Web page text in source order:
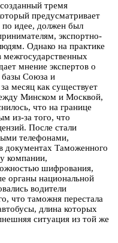
тремя
предусматривает
по идее, должен был
экспортно-
Однако на практике
межгосударственных
мнение экспертов о
базы Союза и
месяц как существует
Минском и Москвой,
что на границе
из-за того, что
После стали
телефонами,
документах Таможенного
компании,
шифрования,
органы национальной
водители
что таможня перестала
длина которых
ситуация из той же